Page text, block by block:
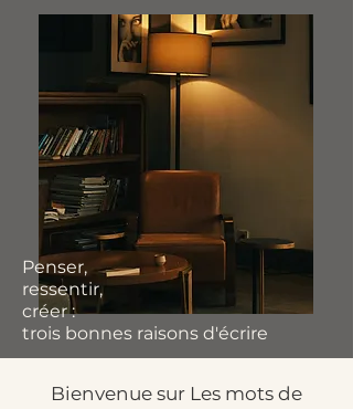
Penser,
ressentir,
créer :
trois bonnes raisons d'écrire
Bienvenue sur Les mots de